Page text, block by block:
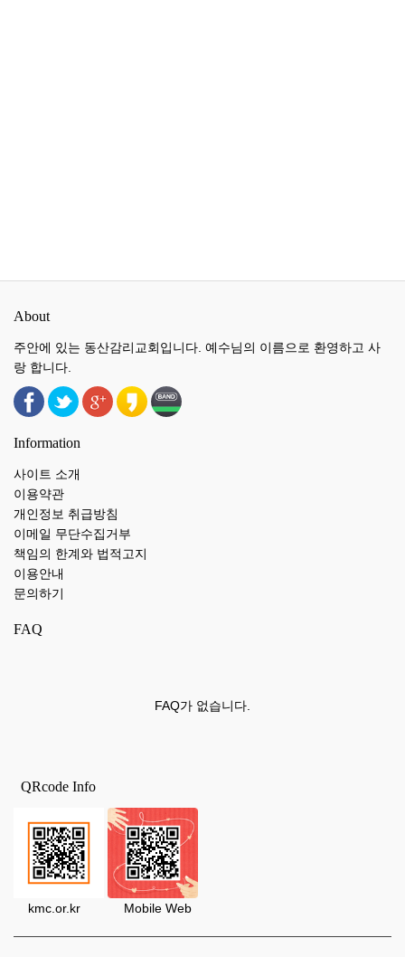
About
주안에 있는 동산감리교회입니다. 예수님의 이름으로 환영하고 사
랑 합니다.
Information
사이트 소개
이용약관
개인정보 취급방침
이메일 무단수집거부
책임의 한계와 법적고지
이용안내
문의하기
FAQ
FAQ가 없습니다.
QRcode Info
kmc.or.kr Mobile Web